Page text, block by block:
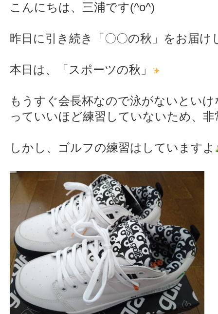
こんにちは、三浦です(^o^)
昨日に引き続き「〇〇の秋」をお届け
本日は、「スポーツの秋」
もうすぐ会長杯なので泳がないとい
っていいほど練習していないため、
しかし、ゴルフの練習はしていますよ